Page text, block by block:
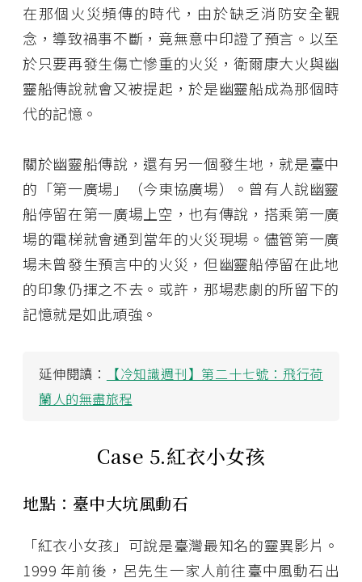
在那個火災頻傳的時代，由於缺乏消防安全觀
念，導致禍事不斷，竟無意中印證了預言。以至
於只要再發生傷亡慘重的火災，衛爾康大火與幽
靈船傳說就會又被提起，於是幽靈船成為那個時
代的記憶。
關於幽靈船傳說，還有另一個發生地，就是臺中
的「第一廣場」（今東協廣場）。曾有人說幽靈
船停留在第一廣場上空，也有傳說，搭乘第一廣
場的電梯就會通到當年的火災現場。儘管第一廣
場未曾發生預言中的火災，但幽靈船停留在此地
的印象仍揮之不去。或許，那場悲劇的所留下的
記憶就是如此頑強。
延伸閱讀：
【冷知識週刊】第二十七號：飛行荷
蘭人的無盡旅程
Case 5.紅衣小女孩
地點：臺中大坑風動石
「紅衣小女孩」可說是臺灣最知名的靈異影片。
1999 年前後，呂先生一家人前往臺中風動石出